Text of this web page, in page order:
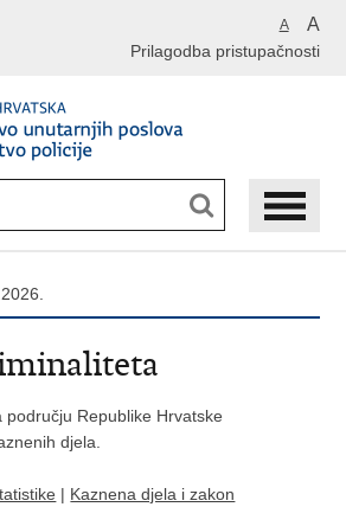
A A
Prilagodba pristupačnosti
području Republike Hrvatske
djela.
| Kaznena djela i zakon